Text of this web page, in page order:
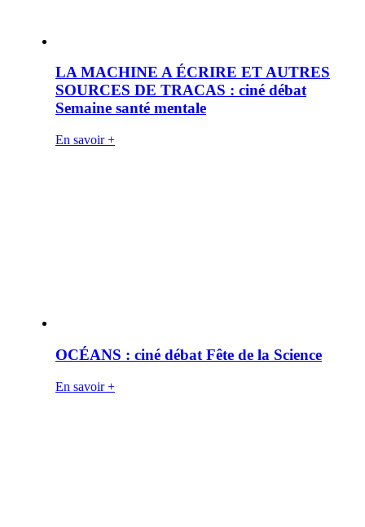
LA MACHINE A ÉCRIRE ET AUTRES
SOURCES DE TRACAS : ciné débat
Semaine santé mentale
En savoir +
OCÉANS : ciné débat Fête de la Science
En savoir +